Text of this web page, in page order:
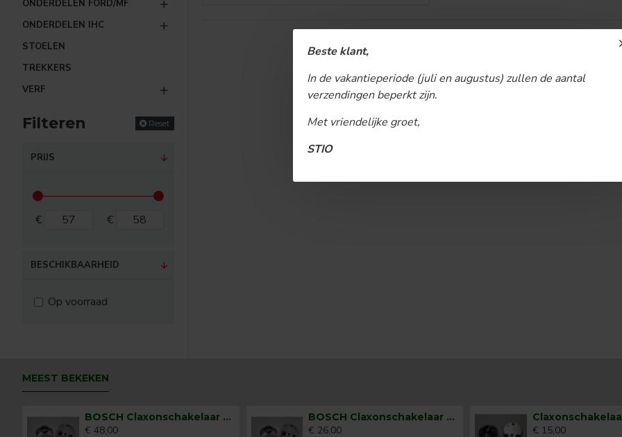
Beste klant,
In de vakantieperiode (juli en augustus) zullen de aantal
verzendingen beperkt zijn.
Met vriendelijke groet,
STIO
ONDERDELEN FORD/MF
ONDERDELEN IHC
STOELEN
TREKKERS
VERF
Filteren Reset
PRIJS
€ €
BESCHIKBAARHEID
Op voorraad
U bent aan het einde van de lijst
MEEST BEKEKEN
BOSCH Claxonschakelaar opbouw ⌀ 35 mm 0343013001
€ 48,00
BOSCH Claxonschakelaar opbouw ⌀26 mm 0343007001
€ 26,00 € 15,00